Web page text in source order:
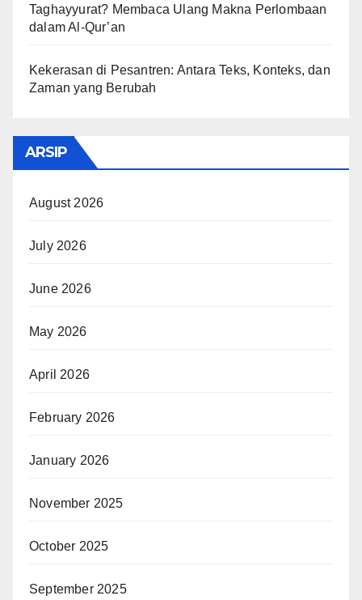
Taghayyurat? Membaca Ulang Makna Perlombaan
dalam Al-Qur’an
Kekerasan di Pesantren: Antara Teks, Konteks, dan
Zaman yang Berubah
ARSIP
August 2026
July 2026
June 2026
May 2026
April 2026
February 2026
January 2026
November 2025
October 2025
September 2025